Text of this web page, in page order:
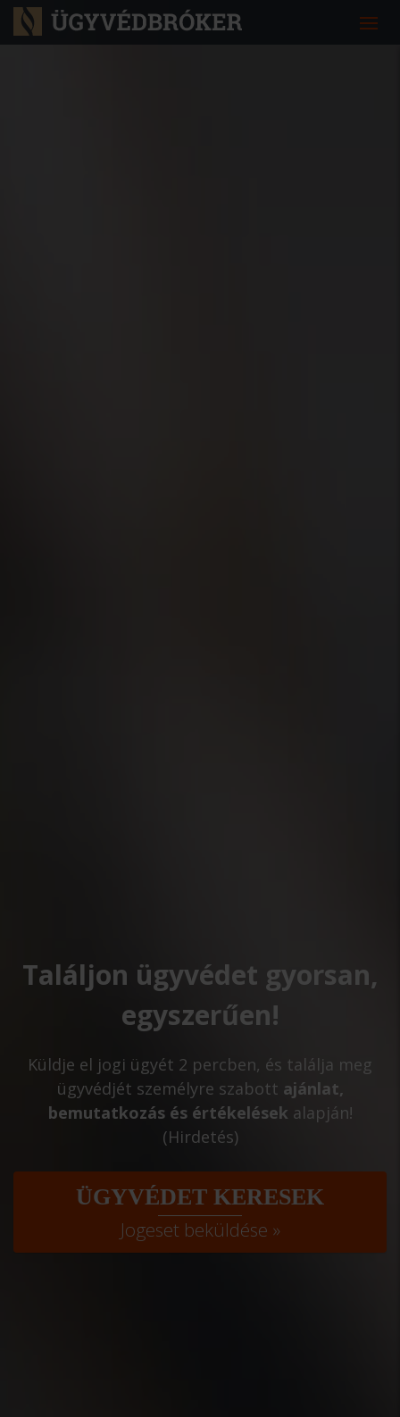
Találjon ügyvédet gyorsan,
egyszerűen!
Küldje el jogi ügyét 2 percben, és találja meg
ügyvédjét személyre szabott ajánlat,
bemutatkozás és értékelések alapján!
(Hirdetés)
ÜGYVÉDET KERESEK
Jogeset beküldése »